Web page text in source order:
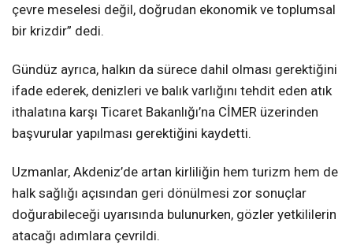
çevre meselesi değil, doğrudan ekonomik ve toplumsal
bir krizdir” dedi.
Gündüz ayrıca, halkın da sürece dahil olması gerektiğini
ifade ederek, denizleri ve balık varlığını tehdit eden atık
ithalatına karşı Ticaret Bakanlığı’na CİMER üzerinden
başvurular yapılması gerektiğini kaydetti.
Uzmanlar, Akdeniz’de artan kirliliğin hem turizm hem de
halk sağlığı açısından geri dönülmesi zor sonuçlar
doğurabileceği uyarısında bulunurken, gözler yetkililerin
atacağı adımlara çevrildi.